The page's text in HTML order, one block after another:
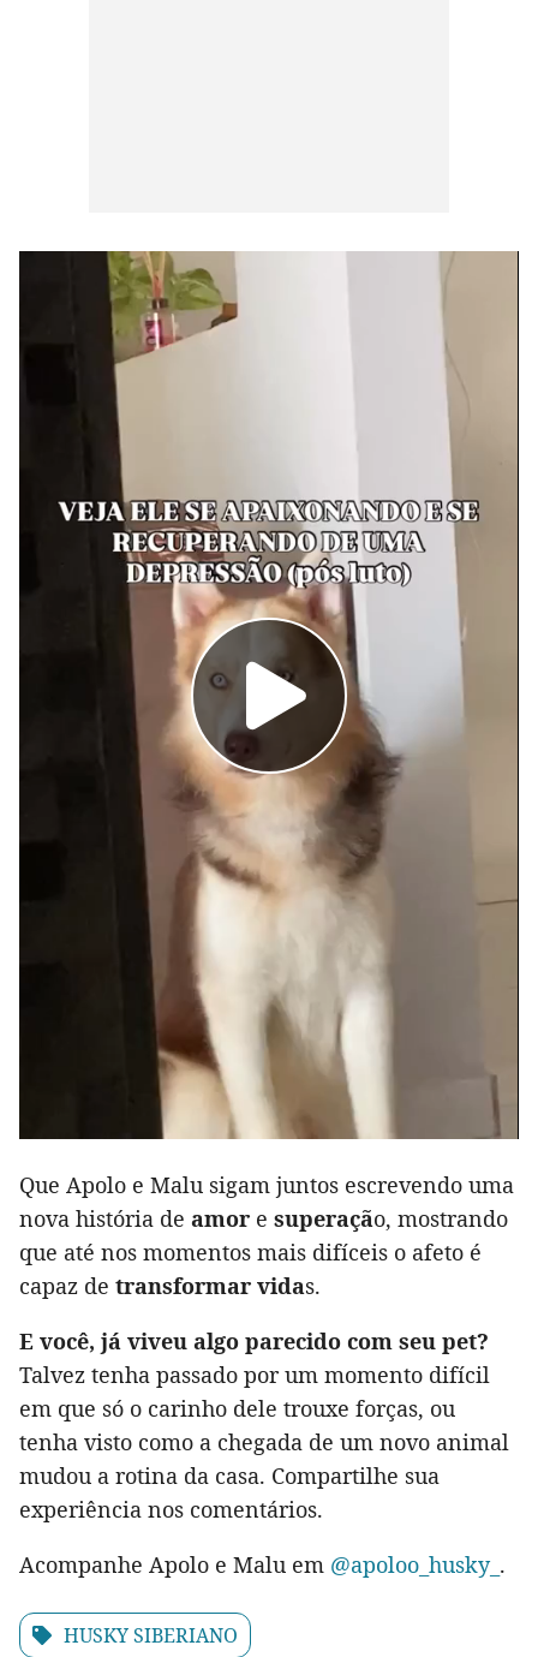
Que Apolo e Malu sigam juntos escrevendo uma
nova história de amor e superação, mostrando
que até nos momentos mais difíceis o afeto é
capaz de transformar vidas.
E você, já viveu algo parecido com seu pet?
Talvez tenha passado por um momento difícil
em que só o carinho dele trouxe forças, ou
tenha visto como a chegada de um novo animal
mudou a rotina da casa. Compartilhe sua
experiência nos comentários.
Acompanhe Apolo e Malu em @apoloo_husky_ .
HUSKY SIBERIANO